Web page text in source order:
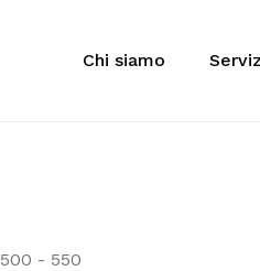
Chi siamo
500 - 550